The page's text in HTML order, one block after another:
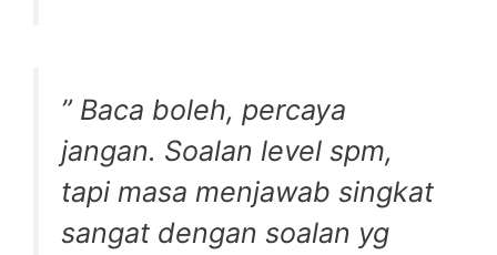
” Baca boleh, percaya
jangan. Soalan level spm,
tapi masa menjawab singkat
sangat dengan soalan yg